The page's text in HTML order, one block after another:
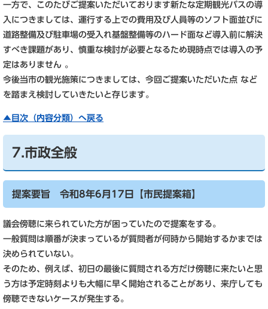
一方で、このたびご提案いただいております新たな定期観光バスの導
入につきましては、運行する上での費用及び人員等のソフト面並びに
道路整備及び駐車場の受入れ基盤整備等のハード面など導入前に解決
すべき課題があり、慎重な検討が必要となるため現時点では導入の予
定はありません 。
今後当市の観光施策につきましては、今回ご提案いただいた点 など
を踏まえ検討していきたいと存じます。
▲目次（内容分類）へ戻る
7.市政全般
提案要旨 令和8年6月17日【市民提案箱】
議会傍聴に来られていた方が困っていたので提案をする。
一般質問は順番が決まっているが質問者が何時から開始するかまでは
決められていない。
そのため、例えば、初日の最後に質問される方だけ傍聴に来たいと思
う方は予定時刻よりも大幅に早く開始されることがあり、来庁しても
傍聴できないケースが発生する。